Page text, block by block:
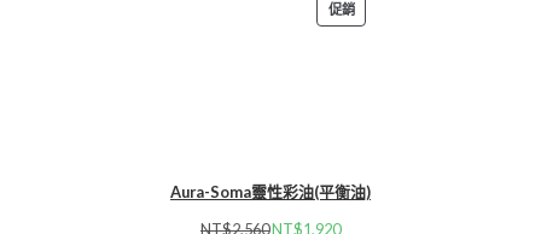
促銷
Aura-Soma靈性彩油(平衡油)
NT$2,560NT$1,920